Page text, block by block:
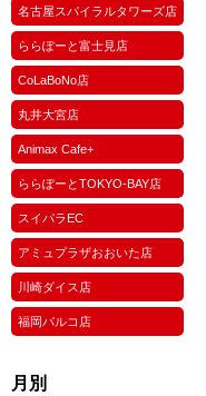
名古屋スパイラルタワーズ店
ららぽーと富士見店
CoLaBoNo店
丸井大宮店
Animax Cafe+
ららぽーとTOKYO-BAY店
スイパラEC
アミュプラザおおいた店
川崎ダイス店
福岡パルコ店
月別